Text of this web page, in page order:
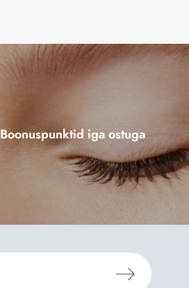
Boonuspunktid iga ostuga